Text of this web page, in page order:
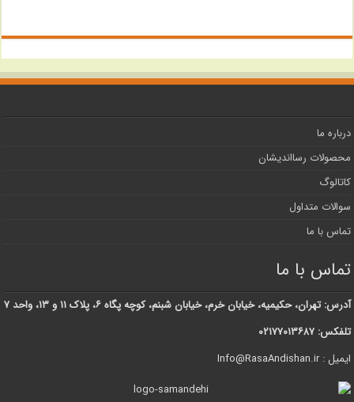
درباره ما
محصولات رسااندیشان
کاتالوگ
سوالات متداول
تماس با ما
تماس با ما
آدرس: تهران، حکیمیه، خیابان خرم، خیابان شبنم، کوچه پگاه ۶، پلاک ۱۱ و ۱۳، واحد ۷
تلفکس: ۰۲۱۷۷۰۱۳۶۸۷
ایمیل : Info@RasaAndishan.ir